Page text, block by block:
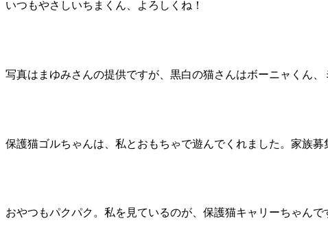
いつもやさしいちまくん、よろしくね！
写真はまゆみさんの提供ですが、黒白の猫さんはボーニャくん
保護猫ゴルちゃんは、私とおもちゃで遊んでくれました。家族募
おやつもパクパク。私を見ているのが、保護猫キャリーちゃんで